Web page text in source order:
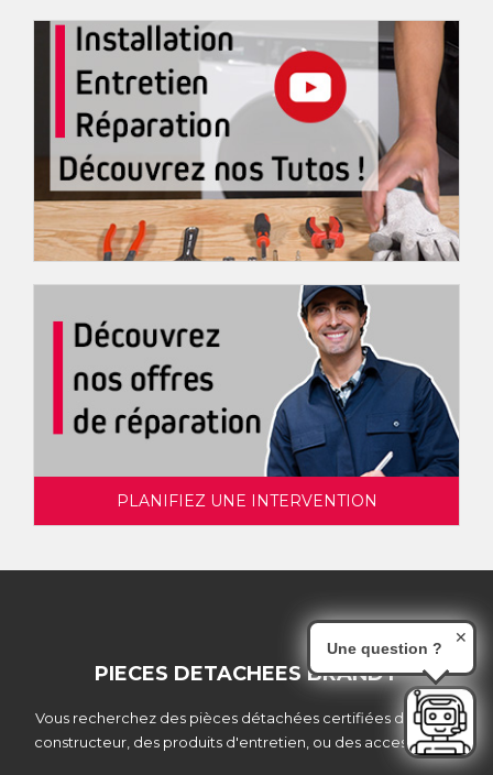
PLANIFIEZ UNE INTERVENTION
PIECES DETACHEES BRANDT
Vous recherchez des pièces détachées certifiées d’origine
constructeur, des produits d'entretien, ou des accessoires ?
Une question ?
✕